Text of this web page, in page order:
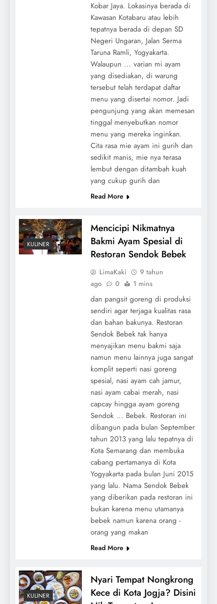
Kobar Jaya. Lokasinya berada di
Kawasan Kotabaru atau lebih
tepatnya berada di depan SD
Negeri Ungaran, Jalan Serma
Taruna Ramli, Yogyakarta.
Walaupun ... varian mi ayam
yang disediakan, di warung
tersebut telah terdapat daftar
menu yang disertai nomor. Jadi
pengunjung yang akan memesan
tinggal menyebutkan nomor
menu yang mereka inginkan.
Cita rasa mie ayam ini gurih dan
sedikit manis, mie nya terasa
lembut dengan ditambah kuah
yang cukup gurih dan
Read More
KULINER
Mencicipi Nikmatnya
Bakmi Ayam Spesial di
Restoran Sendok Bebek
LimaKaki
9 tahun
ago
0 1 mins
dan pangsit goreng di produksi
sendiri agar terjaga kualitas rasa
dan bahan bakunya. Restoran
Sendok Bebek tak hanya
menyajikan menu bakmi saja
namun menu lainnya juga sangat
komplit seperti nasi goreng
spesial, nasi ayam cah jamur,
nasi ayam cabai merah, nasi
capcay hingga ayam goreng
Sendok ... Bebek. Restoran ini
dibangun pada bulan September
tahun 2013 yang lalu tepatnya di
Kota Semarang dan membuka
cabang pertamanya di Kota
Yogyakarta pada bulan Juni 2015
yang lalu. Nama Sendok Bebek
yang diberikan pada restoran ini
bukan karena menu utamanya
bebek namun karena orang -
orang yang makan
Read More
KULINER
Nyari Tempat Nongkrong
Kece di Kota Jogja? Disini